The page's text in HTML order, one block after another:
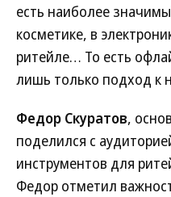
есть наиболее
косметике, в
ритейле… То есть
лишь только подход к
Федор Скуратов,
поделился с
инструментов для
Федор отметил